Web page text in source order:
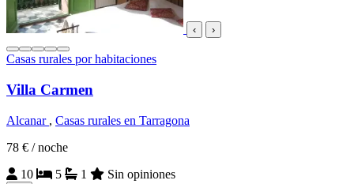
‹ ›
Casas rurales por habitaciones
Villa Carmen
Alcanar , Casas rurales en Tarragona
78 € / noche
10
5 1 Sin opiniones